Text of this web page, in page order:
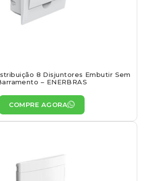
8 Disjuntores Embutir Sem
– ENERBRAS
COMPRE AGORA